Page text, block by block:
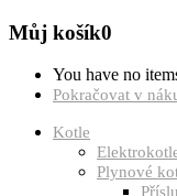
Můj košík0
You have no
Pokračovat v
Kotle
Plynové